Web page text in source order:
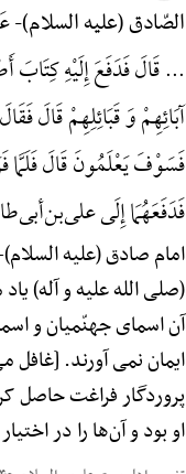
الصّادق (علیه السلام)-
... قَالَ فَدَفَعَ إِلَیْهِ
آبَائِهِمْ وَ قَبَائِلِهِمْ قَالَ
فَسَوْفَ یَعْلَمُونَ قَالَ فَلَمَّا
فَدَفَعَهُمَا إِلَی
امام صادق (علیه
(صلی الله علیه و آله)
آن اسمای جهنّمیان و
ایمان نمی آورند.
پروردگار فراغت حاصل
او بود و آن‌ها را در